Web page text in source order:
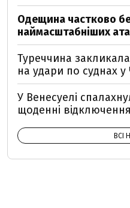
Одещина частково
наймасштабніших
Туреччина
на удари по суднах
У Венесуелі
щоденні
ВСІ